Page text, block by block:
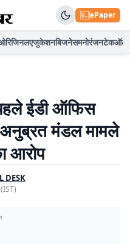
ePaper
एजुकेशनबिजनेसमनोरंजनटेकऑटो
ईडी ऑफिस
मंडल मामले
आरोप
DESK